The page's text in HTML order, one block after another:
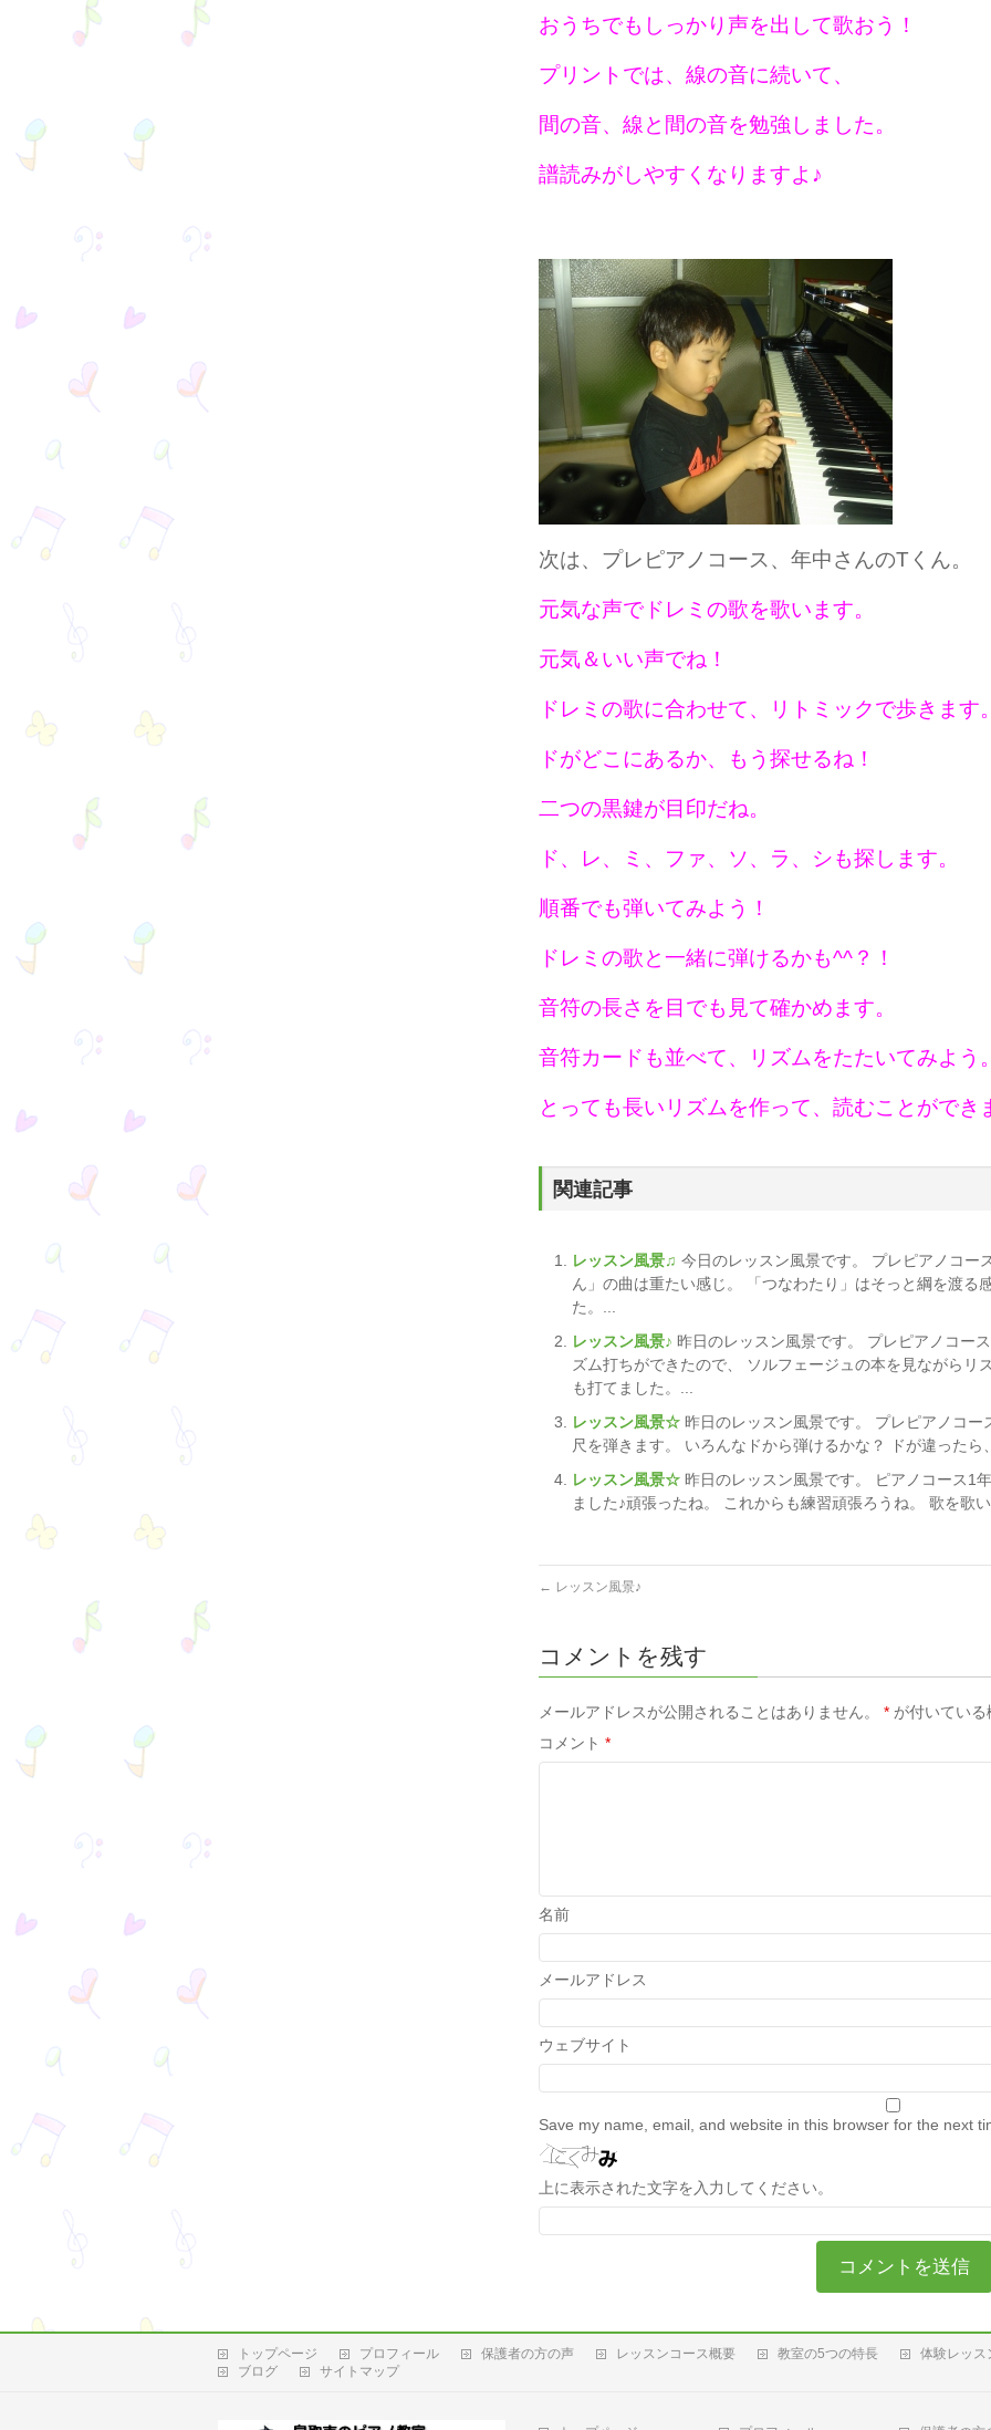
おうちでもしっかり声を出して歌おう！
プリントでは、線の音に続いて、
間の音、線と間の音を勉強しました。
譜読みがしやすくなりますよ♪
次は、プレピアノコース、年中さんのTくん。
元気な声でドレミの歌を歌います。
元気＆いい声でね！
ドレミの歌に合わせて、リトミックで歩きます
ドがどこにあるか、もう探せるね！
二つの黒鍵が目印だね。
ド、レ、ミ、ファ、ソ、ラ、シも探します。
順番でも弾いてみよう！
ドレミの歌と一緒に弾けるかも^^？！
音符の長さを目でも見て確かめます。
音符カードも並べて、リズムをたたいてみよう
とっても長いリズムを作って、読むことができ
関連記事
レッスン風景♫ 今日のレッスン風景です。 プレピアノコー
ん」の曲は重たい感じ。 「つなわたり」はそっと綱を渡る
た。...
レッスン風景♪ 昨日のレッスン風景です。 プレピアノコー
ズム打ちができたので、 ソルフェージュの本を見ながらリ
も打てました。...
レッスン風景☆ 昨日のレッスン風景です。 プレピアノコ
尺を弾きます。 いろんなドから弾けるかな？ ドが違った
レッスン風景☆ 昨日のレッスン風景です。 ピアノコース1
ました♪頑張ったね。 これからも練習頑張ろうね。 歌を歌
← レッスン風景♪
コメントを残す
メールアドレスが公開されることはありません。 * が付いてい
コメント *
名前
メールアドレス
ウェブサイト
Save my name, email, and website in this browser for the next
上に表示された文字を入力してください。
トップページ プロフィール 保護者の方の声 レッスンコース概要 教室の5つの特長
体験レッス
ブログ
サイトマップ